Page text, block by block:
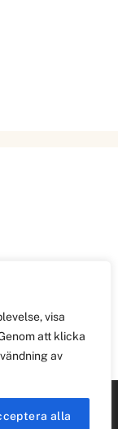
visa
att klicka
av
alla